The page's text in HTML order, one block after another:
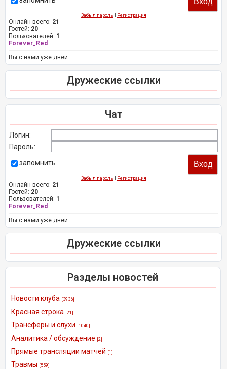
Забыл пароль | Регистрация
Онлайн всего: 21
Гостей: 20
Пользователей: 1
Forever_Red
Вы с нами уже дней.
Дружеские ссылки
Чат
Логин:
Пароль:
запомнить
Забыл пароль | Регистрация
Онлайн всего: 21
Гостей: 20
Пользователей: 1
Forever_Red
Вы с нами уже дней.
Дружеские ссылки
Разделы новостей
Новости клуба [3936]
Красная строка [21]
Трансферы и слухи [1040]
Аналитика / обсуждение [2]
Прямые трансляции матчей [1]
Травмы [559]